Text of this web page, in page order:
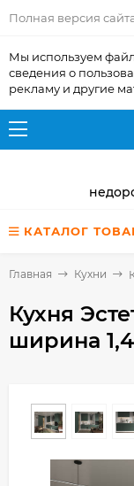
Полная версия
Мы используем
сведения о
рекламу и другие
КАТАЛОГ
Главная Кухни
Кухня
ширина